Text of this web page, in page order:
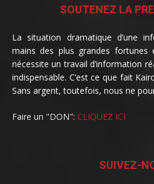
SOUTENEZ LA
La situation dramatique d’une
mains des plus grandes fortunes
nécessite un travail d’information
indispensable. C’est ce que fait
Sans argent, toutefois, nous ne
Faire un "DON": CLIQUEZ ICI
SUIVEZ-